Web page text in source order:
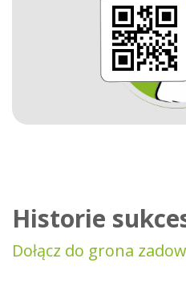
Historie
Dołącz do grona